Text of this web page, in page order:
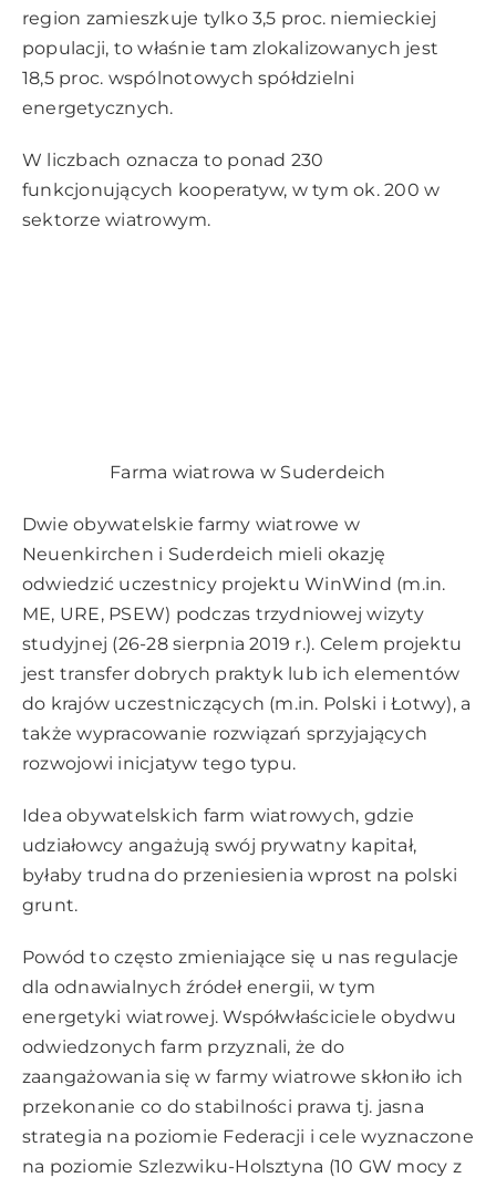
region zamieszkuje tylko 3,5 proc. niemieckiej
populacji, to właśnie tam zlokalizowanych jest
18,5 proc. wspólnotowych spółdzielni
energetycznych.
W liczbach oznacza to ponad 230
funkcjonujących kooperatyw, w tym ok. 200 w
sektorze wiatrowym.
Farma wiatrowa w Suderdeich
Dwie obywatelskie farmy wiatrowe w
Neuenkirchen i Suderdeich mieli okazję
odwiedzić uczestnicy projektu WinWind (m.in.
ME, URE, PSEW) podczas trzydniowej wizyty
studyjnej (26-28 sierpnia 2019 r.). Celem projektu
jest transfer dobrych praktyk lub ich elementów
do krajów uczestniczących (m.in. Polski i Łotwy), a
także wypracowanie rozwiązań sprzyjających
rozwojowi inicjatyw tego typu.
Idea obywatelskich farm wiatrowych, gdzie
udziałowcy angażują swój prywatny kapitał,
byłaby trudna do przeniesienia wprost na polski
grunt.
Powód to często zmieniające się u nas regulacje
dla odnawialnych źródeł energii, w tym
energetyki wiatrowej. Współwłaściciele obydwu
odwiedzonych farm przyznali, że do
zaangażowania się w farmy wiatrowe skłoniło ich
przekonanie co do stabilności prawa tj. jasna
strategia na poziomie Federacji i cele wyznaczone
na poziomie Szlezwiku-Holsztyna (10 GW mocy z